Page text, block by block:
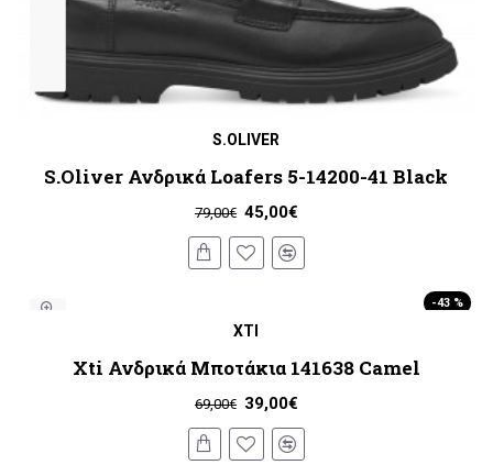
S.OLIVER
S.Oliver Ανδρικά Loafers 5-14200-41 Black
45,00€
79,00€
-43 %
XTI
Xti Ανδρικά Μποτάκια 141638 Camel
39,00€
69,00€